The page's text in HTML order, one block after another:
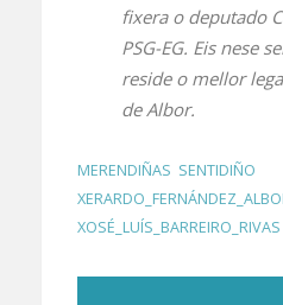
fixera o deputado
PSG-EG. Eis nese
reside o mellor
de Albor.
MERENDIÑAS SENTIDIÑO
XOSÉ_LUÍS_BARREIRO_RIVAS